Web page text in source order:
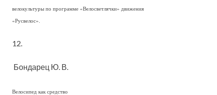
велокультуры по программе «Велосветлячки» движения
«Русвелос».
12.
Бондарец Ю. В.
Велосипед как средство